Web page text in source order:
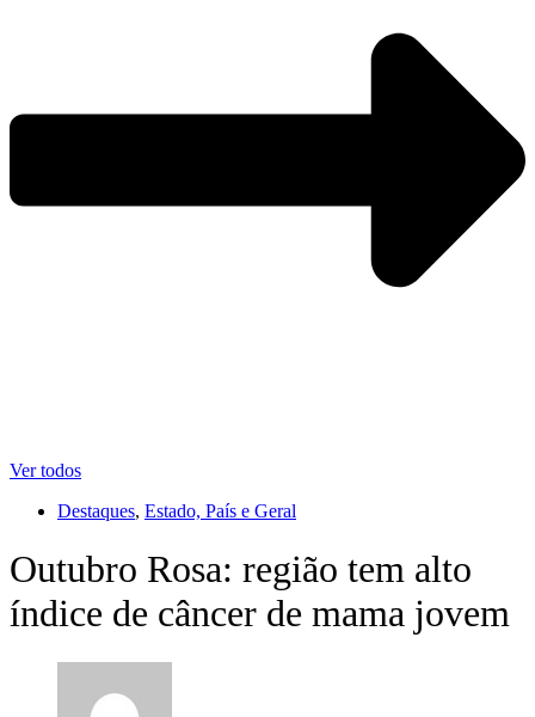
Ver todos
Destaques, Estado, País e Geral
Outubro Rosa: região tem alto
índice de câncer de mama jovem